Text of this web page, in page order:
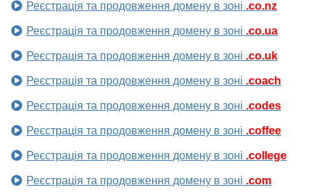
Реєстрація та продовження домену в зоні .co.nz
Реєстрація та продовження домену в зоні .co.ua
Реєстрація та продовження домену в зоні .co.uk
Реєстрація та продовження домену в зоні .coach
Реєстрація та продовження домену в зоні .codes
Реєстрація та продовження домену в зоні .coffee
Реєстрація та продовження домену в зоні .college
Реєстрація та продовження домену в зоні .com